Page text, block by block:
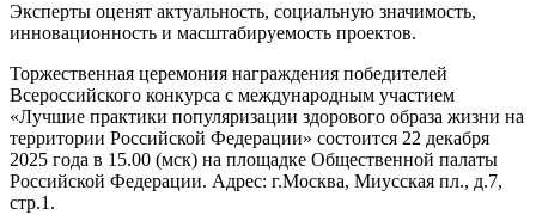
Эксперты оценят актуальность, социальную значимость,
инновационность и масштабируемость проектов.
Торжественная церемония награждения победителей
Всероссийского конкурса с международным участием
«Лучшие практики популяризации здорового образа жизни на
территории Российской Федерации» состоится 22 декабря
2025 года в 15.00 (мск) на площадке Общественной палаты
Российской Федерации. Адрес: г.Москва, Миусская пл., д.7,
стр.1.